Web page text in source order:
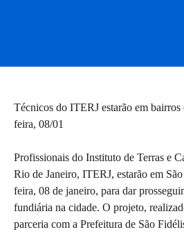
Técnicos do ITERJ estarão em bairros
feira, 08/01
Profissionais do Instituto de Terras e
Rio de Janeiro, ITERJ, estarão em
feira, 08 de janeiro, para dar
fundiária na cidade. O projeto,
parceria com a Prefeitura de São